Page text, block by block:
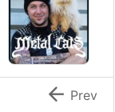
 Prev